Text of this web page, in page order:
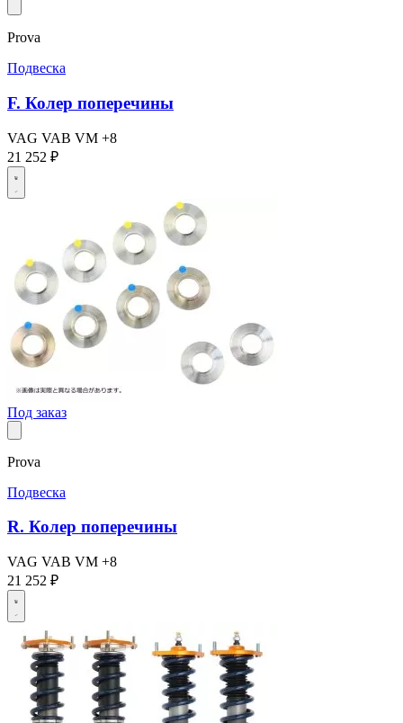
Prova
Подвеска
F. Колер поперечины
VAG VAB VM +8
21 252 ₽
Под заказ
Prova
Подвеска
R. Колер поперечины
VAG VAB VM +8
21 252 ₽